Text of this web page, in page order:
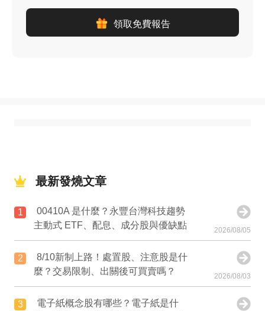
領取免費報告
最新發燒文章
1
00410A 是什麼？永豐台灣科技趨勢
主動式 ETF、配息、成分股與優缺點
2026/08/05
2
8/10新制上路！處置股、注意股是什
麼？交易限制、出關後可買賣嗎？
2026/08/03
3
電子紙概念股有哪些？電子紙是什